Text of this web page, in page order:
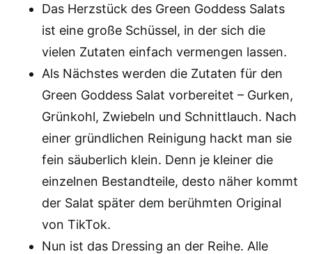
Das Herzstück des Green Goddess Salats
ist eine große Schüssel, in der sich die
vielen Zutaten einfach vermengen lassen.
Als Nächstes werden die Zutaten für den
Green Goddess Salat vorbereitet – Gurken,
Grünkohl, Zwiebeln und Schnittlauch. Nach
einer gründlichen Reinigung hackt man sie
fein säuberlich klein. Denn je kleiner die
einzelnen Bestandteile, desto näher kommt
der Salat später dem berühmten Original
von TikTok.
Nun ist das Dressing an der Reihe. Alle